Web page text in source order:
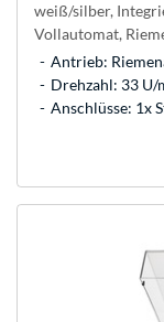
weiß/silber,
Vollautomat,
Antrieb:
Drehzahl: 33 U/
Anschlüsse: 1x